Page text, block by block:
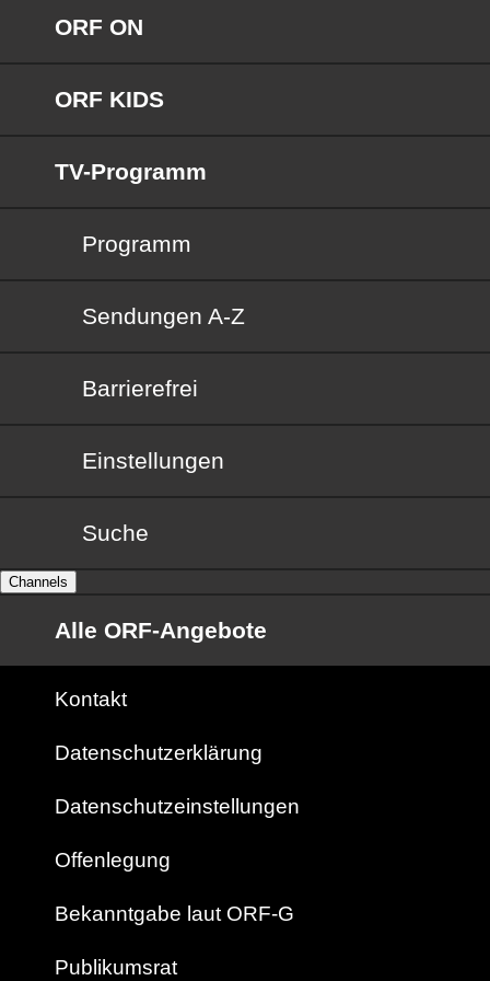
ORF ON
ORF KIDS
TV-Programm
Programm
Sendungen von A bis Z
Sendungen A-Z
Barrierefrei
Barrierefrei
Einstellungen
Suche
Channels
Alle ORF-Angebote
Kontakt
Datenschutzerklärung
Datenschutzeinstellungen
Offenlegung
Bekanntgabe laut ORF-G
Publikumsrat